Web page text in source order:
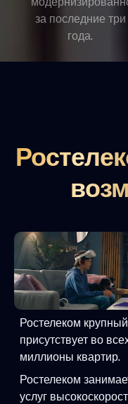
за последние три
года.
Ростелеком
присутствует во
миллионы квартир.
Ростелеком
услуг